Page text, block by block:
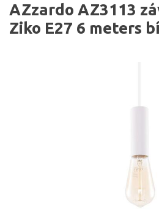
AZzardo AZ3113
Ziko E27 6 meters